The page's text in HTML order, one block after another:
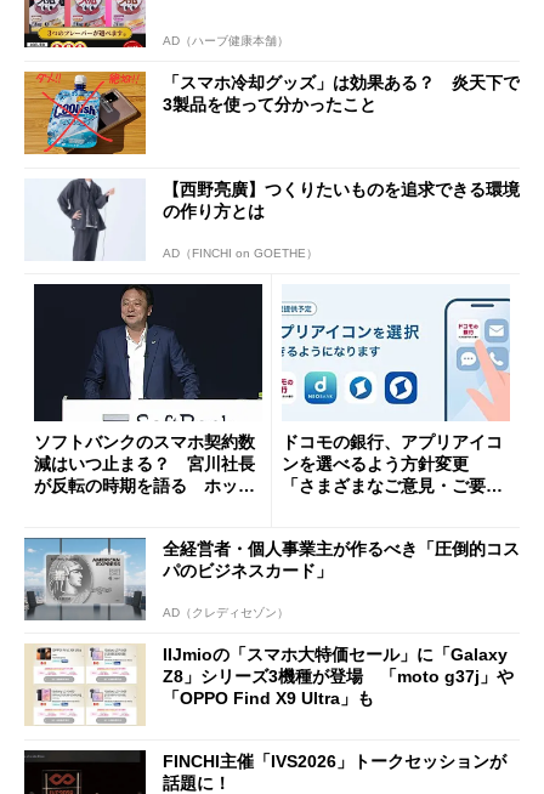
AD（ハーブ健康本舗）
「スマホ冷却グッズ」は効果ある？ 炎天下で
3製品を使って分かったこと
【西野亮廣】つくりたいものを追求できる環境
の作り方とは
AD（FINCHI on GOETHE）
ソフトバンクのスマホ契約数
減はいつ止まる？ 宮川社長
が反転の時期を語る ホッピ
ドコモの銀行、アプリアイコ
ンを選べるよう方針変更
「さまざまなご意見・ご要望
全経営者・個人事業主が作るべき「圧倒的コス
パのビジネスカード」
AD（クレディセゾン）
IIJmioの「スマホ大特価セール」に「Galaxy
Z8」シリーズ3機種が登場 「moto g37j」や
「OPPO Find X9 Ultra」も
FINCHI主催「IVS2026」トークセッションが
話題に！